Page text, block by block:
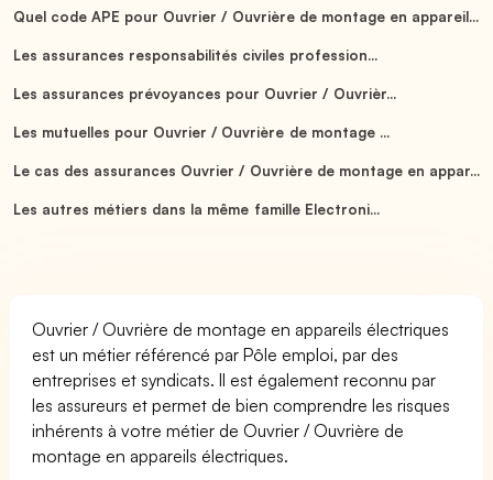
Quel code APE pour Ouvrier / Ouvrière de montage en appareil...
Les assurances responsabilités civiles profession...
Les assurances prévoyances pour Ouvrier / Ouvrièr...
Les mutuelles pour Ouvrier / Ouvrière de montage ...
Le cas des assurances Ouvrier / Ouvrière de montage en appar...
Les autres métiers dans la même famille Electroni...
Ouvrier / Ouvrière de montage en appareils électriques
est un métier référencé par Pôle emploi, par des
entreprises et syndicats. Il est également reconnu par
les assureurs et permet de bien comprendre les risques
inhérents à votre métier de Ouvrier / Ouvrière de
montage en appareils électriques.